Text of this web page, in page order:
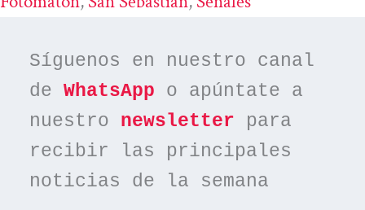
Síguenos en nuestro canal
de WhatsApp o apúntate a
nuestro newsletter para
recibir las principales
noticias de la semana